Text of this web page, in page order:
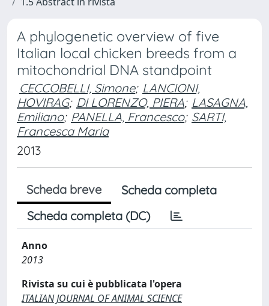
A phylogenetic overview of five
Italian local chicken breeds from a
mitochondrial DNA standpoint
CECCOBELLI, Simone; LANCIONI,
HOVIRAG; DI LORENZO, PIERA; LASAGNA,
Emiliano; PANELLA, Francesco; SARTI,
Francesca Maria
2013
Scheda breve
Scheda completa
Scheda completa (DC)
Anno
2013
Rivista su cui è pubblicata l'opera
ITALIAN JOURNAL OF ANIMAL SCIENCE